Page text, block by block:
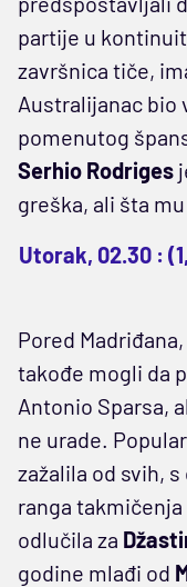
partije u
završnica tiče,
Australijanac bio
pomenutog
Serhio Rodriges
greška, ali šta mu
Utorak, 02.30 :
Pored
takođe mogli da
Antonio Sparsa,
ne urade.
zažalila od svih,
ranga takmičenja
odlučila za
godine mlađi od